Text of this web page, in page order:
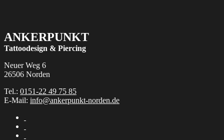
ANKERPUNKT
Tattoodesign & Piercing
Neuer Weg 6
26506 Norden
Tel.: 0151-22 49 75 85
E-Mail: info@ankerpunkt-norden.de